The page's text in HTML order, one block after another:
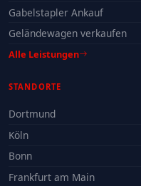
Gabelstapler Ankauf
Geländewagen verkaufen
Alle Leistungen
STANDORTE
Dortmund
Köln
Bonn
Frankfurt am Main